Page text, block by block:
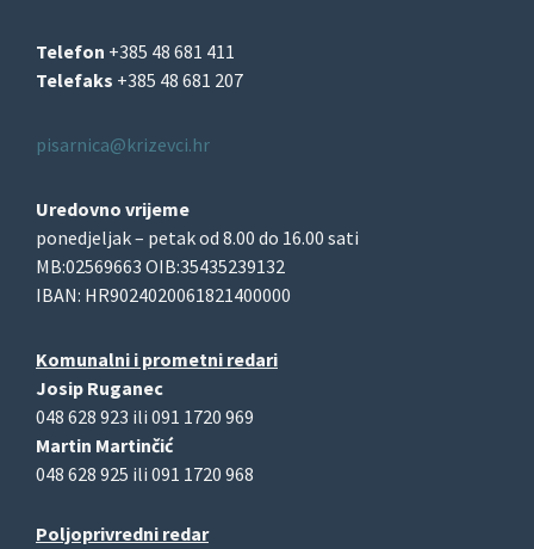
Telefon +385 48 681 411
Telefaks +385 48 681 207
pisarnica@krizevci.hr
Uredovno vrijeme
ponedjeljak – petak od 8.00 do 16.00 sati
MB:02569663 OIB:35435239132
IBAN: HR9024020061821400000
Komunalni i prometni redari
Josip Ruganec
048 628 923 ili 091 1720 969
Martin Martinčić
048 628 925 ili 091 1720 968
Poljoprivredni redar